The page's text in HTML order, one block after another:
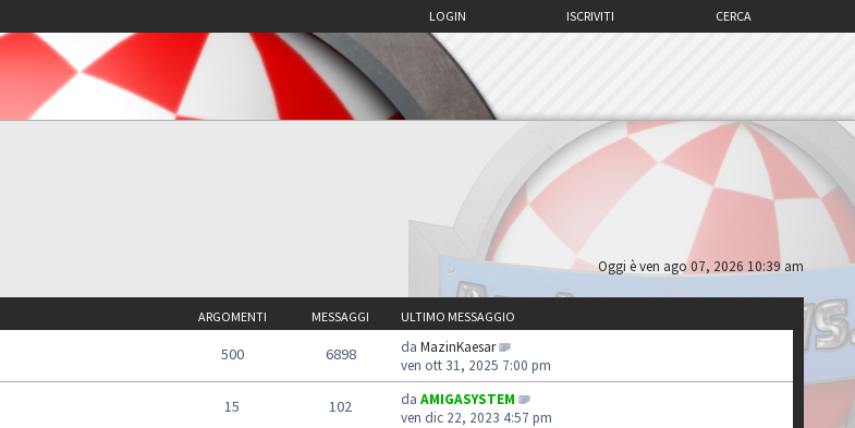
CERCA
ISCRIVITI
LOGIN
Oggi è ven ago 07, 2026 10:39 am
ARGOMENTI MESSAGGI ULTIMO MESSAGGIO
500 6898 da MazinKaesar
ven ott 31, 2025 7:00 pm
15 102 da AMIGASYSTEM
ven dic 22, 2023 4:57 pm